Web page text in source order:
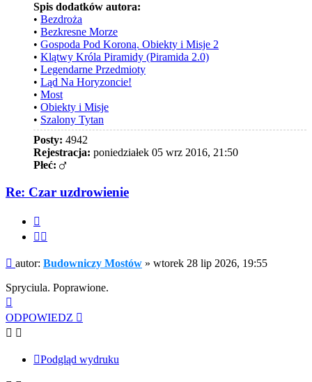
Spis dodatków autora:
• Bezdroża
• Bezkresne Morze
• Gospoda Pod Koroną. Obiekty i Misje 2
• Klątwy Króla Piramidy (Piramida 2.0)
• Legendarne Przedmioty
• Ląd Na Horyzoncie!
• Most
• Obiekty i Misje
• Szalony Tytan
Posty: 4942
Rejestracja: poniedziałek 05 wrz 2016, 21:50
Płeć:
Re: Czar uzdrowienie
Post
autor: Budowniczy Mostów » wtorek 28 lip 2026, 19:55
Spryciula. Poprawione.
górę
ODPOWIEDZ
Podgląd wydruku